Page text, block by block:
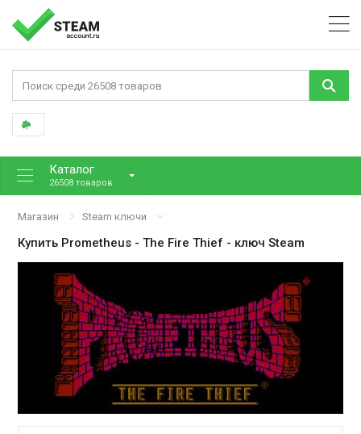
Каталог
26508 товаров
Магазин Steam ключи
Купить Prometheus - The Fire Thief - ключ Steam